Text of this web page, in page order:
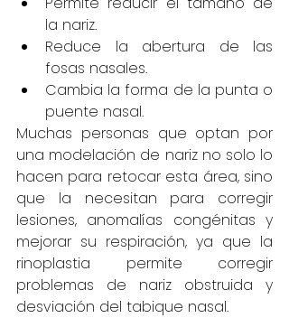
la nariz.
Reduce la abertura de las
fosas nasales.
Cambia la forma de la punta o
puente nasal.
Muchas personas que optan por
una modelación de nariz no solo lo
hacen para retocar esta área, sino
que la necesitan para corregir
lesiones, anomalías congénitas y
mejorar su respiración, ya que la
rinoplastia permite corregir
problemas de nariz obstruida y
desviación del tabique nasal.